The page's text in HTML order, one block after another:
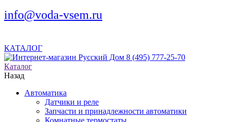
info@voda-vsem.ru
КАТАЛОГ
8 (495) 777-25-70
Каталог
Назад
Автоматика
Датчики и реле
Запчасти и принадлежности автоматики
Комнатные термостаты